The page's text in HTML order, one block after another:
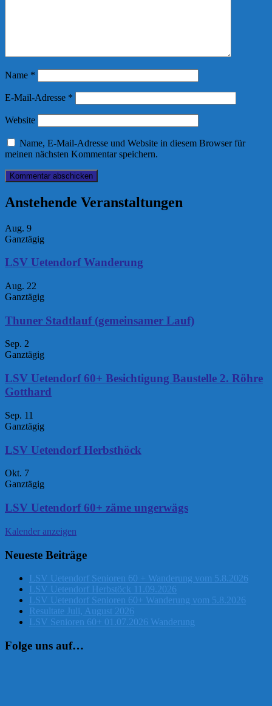
Name *
E-Mail-Adresse *
Website
Name, E-Mail-Adresse und Website in diesem Browser für
meinen nächsten Kommentar speichern.
Anstehende Veranstaltungen
Aug. 9
Ganztägig
LSV Uetendorf Wanderung
Aug. 22
Ganztägig
Thuner Stadtlauf (gemeinsamer Lauf)
Sep. 2
Ganztägig
LSV Uetendorf 60+ Besichtigung Baustelle 2. Röhre
Gotthard
Sep. 11
Ganztägig
LSV Uetendorf Herbsthöck
Okt. 7
Ganztägig
LSV Uetendorf 60+ zäme ungerwägs
Kalender anzeigen
Neueste Beiträge
LSV Uetendorf Senioren 60 + Wanderung vom 5.8.2026
LSV Uetendorf Herbstöck 11.09.2026
LSV Uetendorf Senioren 60+ Wanderung vom 5.8.2026
Resultate Juli, August 2026
LSV Senioren 60+ 01.07.2026 Wanderung
Folge uns auf…